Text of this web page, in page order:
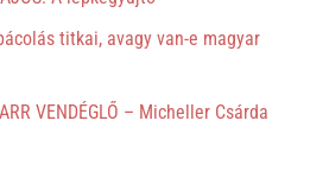
titkai, avagy van-e magyar
VENDÉGLŐ – Micheller Csárda